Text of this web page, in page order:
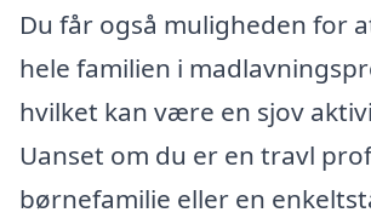
Du får også muligheden for
hele familien i
hvilket kan være en sjov
Uanset om du er en travl
børnefamilie eller en